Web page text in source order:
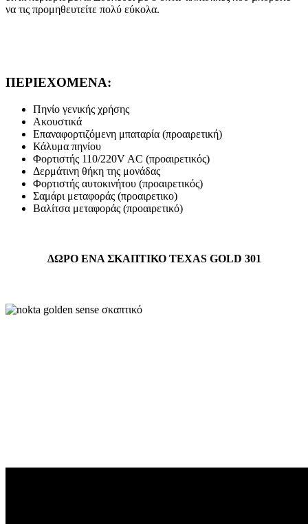
να τις προμηθευτείτε πολύ εύκολα.
ΠΕΡΙΕΧΟΜΕΝΑ:
Πηνίο γενικής χρήσης
Ακουστικά
Επαναφορτιζόμενη μπαταρία (προαιρετική)
Κάλυμα πηνίου
Φορτιστής 110/220V AC (προαιρετικός)
Δερμάτινη θήκη της μονάδας
Φορτιστής αυτοκινήτου (προαιρετικός)
Σαμάρι μεταφοράς (προαιρετικο)
Βαλίτσα μεταφοράς (προαιρετικό)
ΔΩΡΟ ΕΝΑ ΣΚΑΠΤΙΚΟ TEXAS GOLD 301